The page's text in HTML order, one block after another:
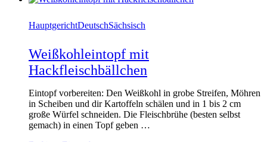
HauptgerichtDeutschSächsisch
Weißkohleintopf mit
Hackfleischbällchen
Eintopf vorbereiten: Den Weißkohl in grobe Streifen, Möhren
in Scheiben und dir Kartoffeln schälen und in 1 bis 2 cm
große Würfel schneiden. Die Fleischbrühe (besten selbst
gemach) in einen Topf geben …